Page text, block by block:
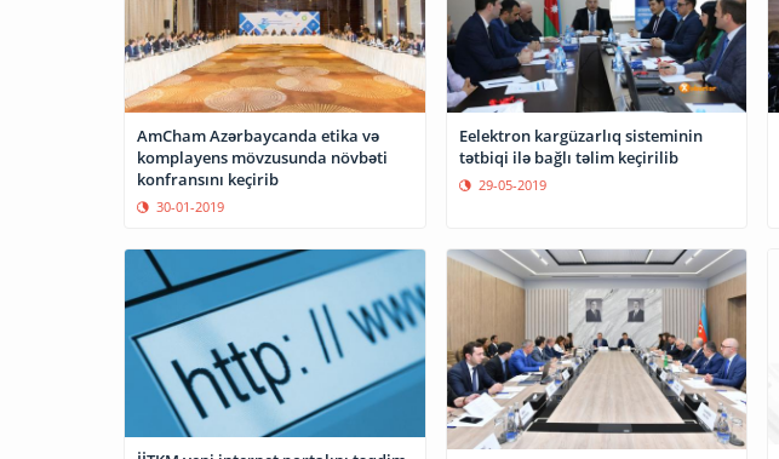
AmCham Azərbaycanda etika və
komplayens mövzusunda növbəti
konfransını keçirib
30-01-2019
Eelektron kargüzarlıq sisteminin
tətbiqi ilə bağlı təlim keçirilib
29-05-2019